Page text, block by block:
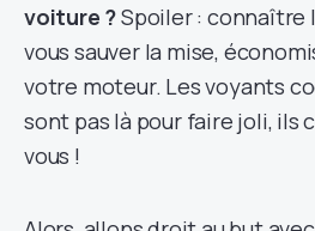
voiture ?Spoiler : connaître
vous sauver la mise,
votre moteur. Les voyants
sont pas là pour faire joli, ils
vous !